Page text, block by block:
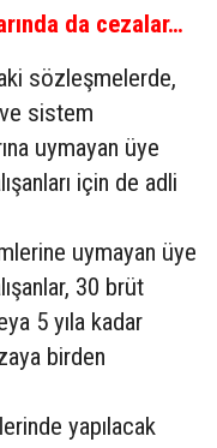
da cezalar…
sözleşmelerde,
sistem
uymayan üye
için de adli
uymayan üye
30 brüt
5 yıla kadar
birden
yapılacak